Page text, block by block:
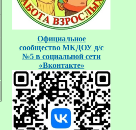
Официальное
сообщество МКДОУ д/с
№5 в социальной сети
«Вконтакте»